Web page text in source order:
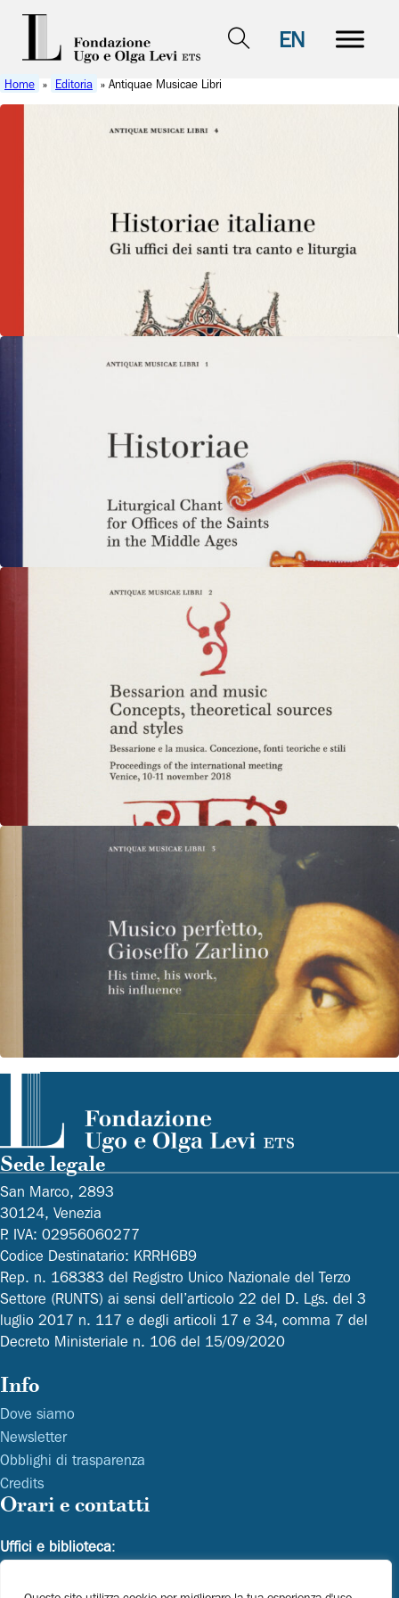
EN
Home » Editoria » Antiquae Musicae Libri
Gli uffici dei santi tra canto e liturgia a cura di
Giovanni Cunego e Giovanni Varelli Venezia, Edizioni
Fondazione Levi,…
Liturgical Chant for Offices of the Saints in the
Middle Ages Proceedings of the conference Venice,
Vedi dettagli
Bessarion and music. Concepts,
theoretical sources and styles
Bessarione e la musica. Concezione, fonti teoriche e
stili Proceedings of the iternational meeting Venice,
10-11 november 2018 edited by…
Musico perfetto, Gioseffo Zarlino
His time, his work, his influence edited by Jonathan
Pradella Venezia, Edizioni Fondazione Levi, 2022,
pp. 475 Antiquae Musicae Libri,…
Sede legale
San Marco, 2893
30124, Venezia
P. IVA: 02956060277
Codice Destinatario: KRRH6B9
Rep. n. 168383 del Registro Unico Nazionale del Terzo
Settore (RUNTS) ai sensi dell’articolo 22 del D. Lgs. del 3
luglio 2017 n. 117 e degli articoli 17 e 34, comma 7 del
Decreto Ministeriale n. 106 del 15/09/2020
Info
Dove siamo
Newsletter
Obblighi di trasparenza
Credits
Orari e contatti
Uffici e biblioteca:
Dal lunedì al venerdì dalle 9.00 alle 16.30